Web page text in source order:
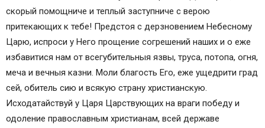
скорый помощниче и теплый заступниче с верою
притекающих к тебе! Предстоя с дерзновением Небесному
Царю, испроси у Него прощение согрешений наших и о еже
избавитися нам от всегубительныя язвы, труса, потопа, огня,
меча и вечныя казни. Моли благость Его, еже ущедрити град
сей, обитель сию и всякую страну христианскую.
Исходатайствуй у Царя Царствующих на враги победу и
одоление православным христианам, всей державе